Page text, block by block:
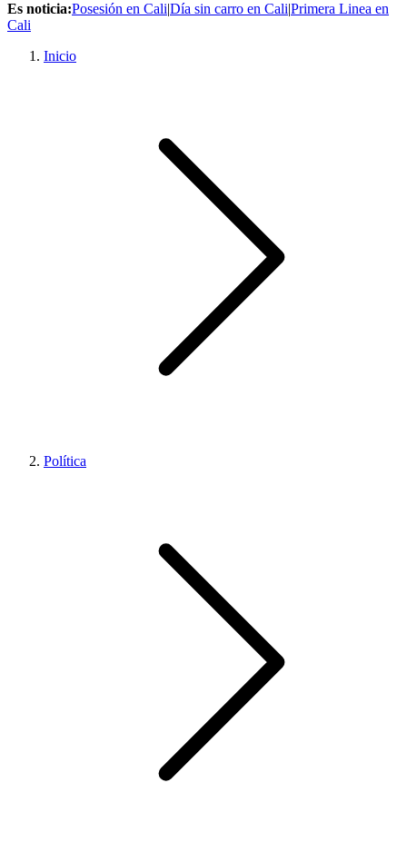
Es noticia:Posesión en Cali|Día sin carro en Cali|Primera Linea en
Cali
Inicio
Política